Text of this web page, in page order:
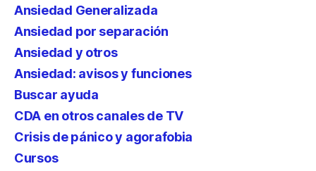
Ansiedad Generalizada
Ansiedad por separación
Ansiedad y otros
Ansiedad: avisos y funciones
Buscar ayuda
CDA en otros canales de TV
Crisis de pánico y agorafobia
Cursos